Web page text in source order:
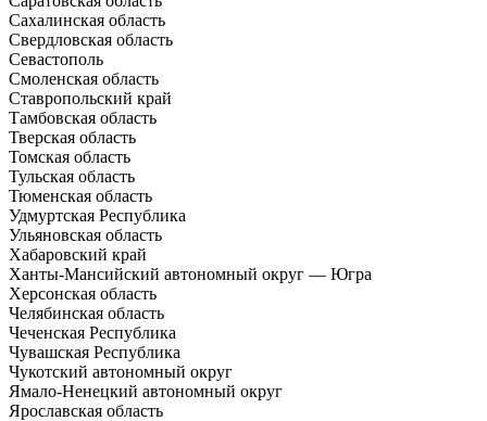
Сахалинская область
Свердловская область
Севастополь
Смоленская область
Ставропольский край
Тамбовская область
Тверская область
Томская область
Тульская область
Тюменская область
Удмуртская Республика
Ульяновская область
Хабаровский край
Ханты-Мансийский автономный округ — Югра
Херсонская область
Челябинская область
Чеченская Республика
Чувашская Республика
Чукотский автономный округ
Ямало-Ненецкий автономный округ
Ярославская область